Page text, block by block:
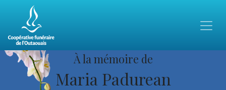
À la mémoire de
Maria Padurean